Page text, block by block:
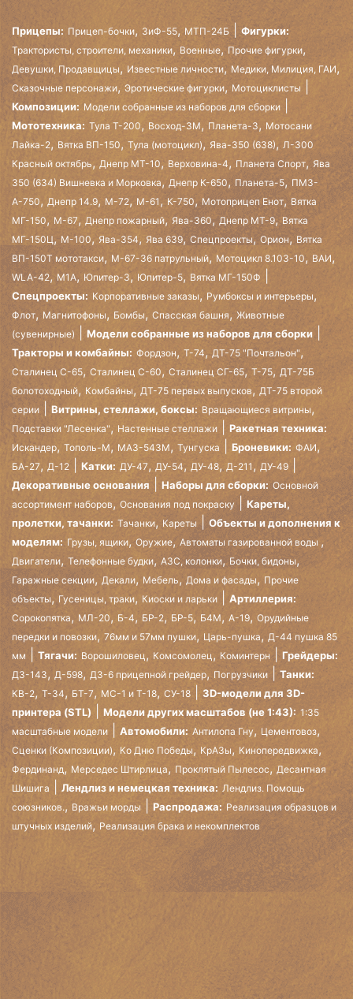
Прицепы: Прицеп-бочки, ЗиФ-55, МТП-24Б Фигурки:
Трактористы, строители, механики, Военные,Прочие фигурки,
Девушки, Продавщицы, Известные личности, Медики, Милиция, ГАИ,
Сказочные персонажи, Эротические фигурки, Мотоциклисты
Композиции: Модели собранные из наборов для сборки
Мототехника: Тула Т-200, Восход-3М, Планета-3, Мотосани
Лайка-2, Вятка ВП-150, Тула (мотоцикл), Ява-350 (638), Л-300
Красный октябрь, Днепр МТ-10, Верховина-4,Планета Спорт, Ява
350 (634) Вишневка и Морковка, Днепр К-650, Планета-5, ПМЗ-
А-750, Днепр 14.9, М-72, М-61 , К-750,Мотоприцеп Енот, Вятка
МГ-150, М-67, Днепр пожарный, Ява-360, Днепр МТ-9,Вятка
МГ-150Ц, М-100, Ява-354, Ява 639, Спецпроекты, Орион, Вятка
ВП-150Т мототакси, М-67-36 патрульный, Мотоцикл 8.103-10, ВАИ,
WLA-42, М1А, Юпитер-3, Юпитер-5, Вятка МГ-150Ф
Спецпроекты: Корпоративные заказы, Румбоксы и интерьеры,
Флот, Магнитофоны, Бомбы, Спасская башня, Животные
(сувенирные)
Модели собранные из наборов для сборки
Тракторы и комбайны: Фордзон, Т-74,ДТ-75 "Почтальон",
Сталинец С-65, Сталинец С-60, Сталинец СГ-65,Т-75, ДТ-75Б
болотоходный, Комбайны, ДТ-75 первых выпусков, ДТ-75 второй
серии
Витрины, стеллажи, боксы: Вращающиеся витрины,
Подставки "Лесенка", Настенные стеллажи Ракетная техника:
Искандер, Тополь-М, МАЗ-543М, Тунгуска Броневики: ФАИ,
БА-27, Д-12 Катки: ДУ-47, ДУ-54, ДУ-48, Д-211 , ДУ-49
Декоративные основания Наборы для сборки: Основной
ассортимент наборов, Основания под покраску
Кареты,
пролетки, тачанки: Тачанки, Кареты
Объекты и дополнения к
моделям: Грузы, ящики,Оружие, Автоматы газированной воды ,
Двигатели, Телефонные будки, АЗС, колонки, Бочки, бидоны,
Гаражные секции, Декали, Мебель,Дома и фасады, Прочие
объекты, Гусеницы, траки, Киоски и ларьки Артиллерия:
Сорокопятка, МЛ-20, Б-4, БР-2, БР-5, Б4М, А-19, Орудийные
передки и повозки, 76мм и 57мм пушки, Царь-пушка, Д-44 пушка 85
мм
Тягачи: Ворошиловец, Комсомолец,Коминтерн Грейдеры:
ДЗ-143, Д-598, ДЗ-6 прицепной грейдер, Погрузчики Танки:
КВ-2, Т-34, БТ-7, МС-1 и Т-18, СУ-18
3D-модели для 3D-
принтера (STL)
Модели других масштабов (не 1:43): 1:35
масштабные модели
Автомобили: Антилопа Гну, Цементовоз,
Сценки (Композиции), Ко Дню Победы, КрАЗы, Кинопередвижка,
Фердинанд, Мерседес Штирлица, Проклятый Пылесос, Десантная
Шишига
Лендлиз и немецкая техника: Лендлиз. Помощь
союзников., Вражьи морды Распродажа: Реализация образцов и
штучных изделий, Реализация брака и некомплектов